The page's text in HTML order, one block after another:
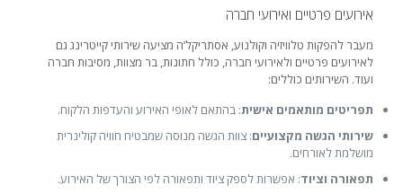
אירועים פרטיים ואירועי חברה
מעבר להפקות טלוויזיה וקולנוע, אסתריקל’ה מציעה שירותי קייטרינג גם
לאירועים פרטיים ולאירועי חברה, כולל חתונות, בר מצוות, מסיבות חברה
ועוד. השירותים כוללים:
תפריטים מותאמים אישית: בהתאם לאופי האירוע והעדפות הלקוח.
שירותי הגשה מקצועיים: צוות הגשה מנוסה שמבטיח חוויה קולינרית
מושלמת לאורחים.
תפאורה וציוד: אפשרות לספק ציוד ותפאורה לפי הצורך של האירוע.